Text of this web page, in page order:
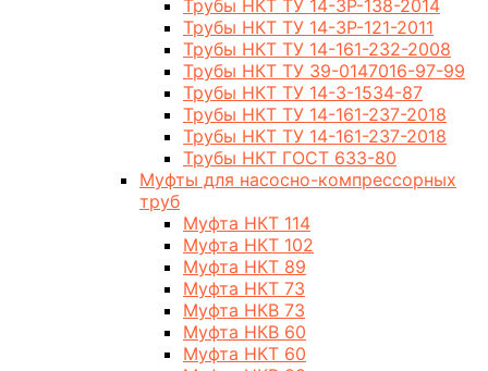
Трубы НКТ ТУ 14-3Р-138-2014
Трубы НКТ ТУ 14-3Р-121-2011
Трубы НКТ ТУ 14-161-232-2008
Трубы НКТ ТУ 39-0147016-97-99
Трубы НКТ ТУ 14-3-1534-87
Трубы НКТ ТУ 14-161-237-2018
Трубы НКТ ТУ 14-161-237-2018
Трубы НКТ ГОСТ 633-80
Муфты для насосно-компрессорных
труб
Муфта НКТ 114
Муфта НКТ 102
Муфта НКТ 89
Муфта НКТ 73
Муфта НКВ 73
Муфта НКВ 60
Муфта НКТ 60